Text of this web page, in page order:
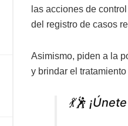
las acciones de
del registro de casos
Asimismo, piden a la
y brindar el
💃🕺